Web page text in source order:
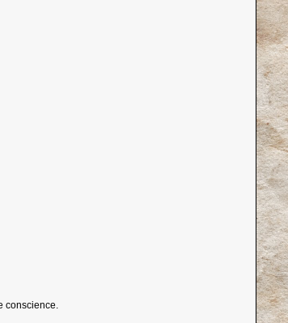
conscience.